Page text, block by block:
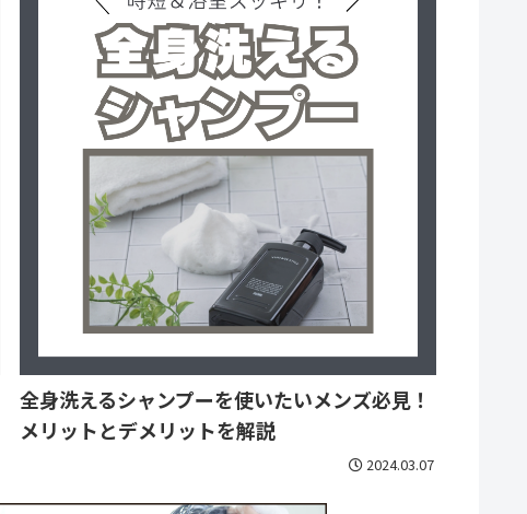
全身洗えるシャンプーを使いたいメンズ必見！
メリットとデメリットを解説
2024.03.07